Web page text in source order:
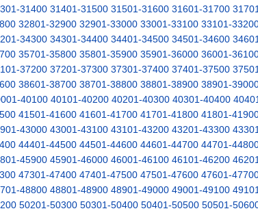
31400 31401-31500 31501-31600 31601-31700
32801-32900 32901-33000 33001-33100 33101-
34300 34301-34400 34401-34500 34501-34600
35701-35800 35801-35900 35901-36000 36001-
37200 37201-37300 37301-37400 37401-37500
38601-38700 38701-38800 38801-38900 38901-
40100 40101-40200 40201-40300 40301-40400
41501-41600 41601-41700 41701-41800 41801-
43000 43001-43100 43101-43200 43201-43300
44401-44500 44501-44600 44601-44700 44701-
45900 45901-46000 46001-46100 46101-46200
47301-47400 47401-47500 47501-47600 47601-
48800 48801-48900 48901-49000 49001-49100
50201-50300 50301-50400 50401-50500 50501-